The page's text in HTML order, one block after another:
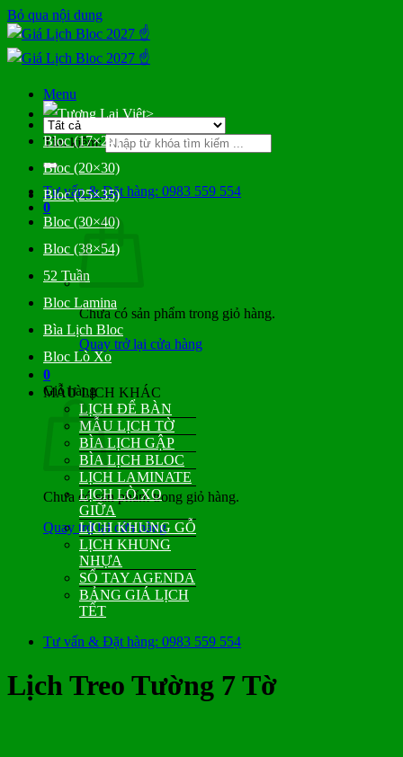
Bỏ qua nội dung
Menu
Tìm kiếm:
Tư vấn & Đặt hàng: 0983 559 554
0
Chưa có sản phẩm trong giỏ hàng.
Quay trở lại cửa hàng
0
Giỏ hàng
Chưa có sản phẩm trong giỏ hàng.
Quay trở lại cửa hàng
>
Bloc (17×24)
Bloc (20×30)
Bloc (25×35)
Bloc (30×40)
Bloc (38×54)
52 Tuần
Bloc Lamina
Bìa Lịch Bloc
Bloc Lò Xo
MẪU LỊCH KHÁC
LỊCH ĐỂ BÀN
MẪU LỊCH TỜ
BÌA LỊCH GẬP
BÌA LỊCH BLOC
LỊCH LAMINATE
LỊCH LÒ XO
GIỮA
LỊCH KHUNG GỖ
LỊCH KHUNG
NHỰA
SỔ TAY AGENDA
BẢNG GIÁ LỊCH
TẾT
Tư vấn & Đặt hàng: 0983 559 554
Lịch Treo Tường 7 Tờ